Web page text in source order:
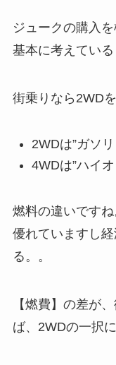
ジュークの購入
基本に考えている
街乗りなら2WD
2WDは”ガソリ
4WDは”ハイオ
燃料の違いです
優れていますし
る。。
【燃費】の差が
ば、2WDの一択